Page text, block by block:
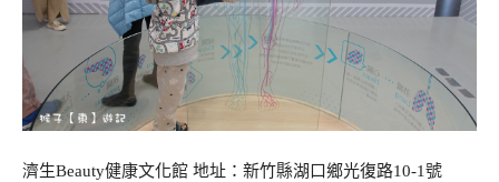
濟生Beauty健康文化館 地址：新竹縣湖口鄉光復路10-1號